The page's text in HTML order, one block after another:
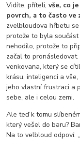
Vidíte, příteli,vše, co
povrch, a to často ve
zvelbloudova hřbetu
protože to byla
nehodilo, protože to
začal to
venkovana, který se
krásu, inteligenci a
jeho vlastní frustraci a
sebe, ale i celou zemi.
Ale teď k tomu
který vešel do baru?
Na to velbloud odpoví: